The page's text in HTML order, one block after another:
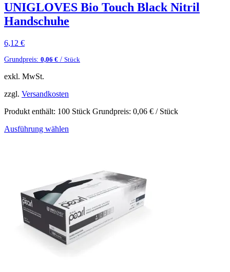
UNIGLOVES Bio Touch Black Nitril
Handschuhe
6,12 €
Grundpreis: 0,06 € / Stück
exkl. MwSt.
zzgl. Versandkosten
Produkt enthält: 100 Stück Grundpreis: 0,06 € / Stück
Ausführung wählen